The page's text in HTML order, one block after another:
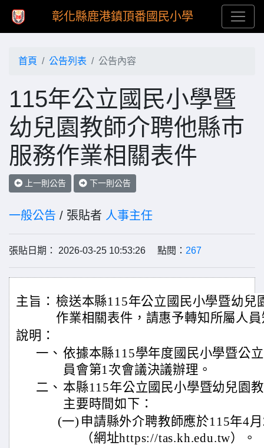
彰化縣鹿港鎮頂番國民小學
首頁 公告列表 公告內容
115年公立國民小學暨
幼兒園教師介聘他縣巿
服務作業相關表件
上一則公告 下一則公告
一般公告 / 張貼者 人事主任
張貼日期： 2026-03-25 10:53:26 點閱： 267
主旨： 檢送本縣115年公立國民小學暨幼兒
作業相關表件，請惠予轉知所屬人
說明：
一、 依據本縣115學年度國民小學暨公
員會第1次會議決議辦理。
二、 本縣115年公立國民小學暨幼兒園
主要時間如下：
(一) 申請縣外介聘教師應於115年4
（網址https://tas.kh.edu.tw）。